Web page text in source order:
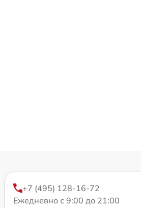
+7 (495) 128-16-72
Ежедневно с 9:00 до 21:00